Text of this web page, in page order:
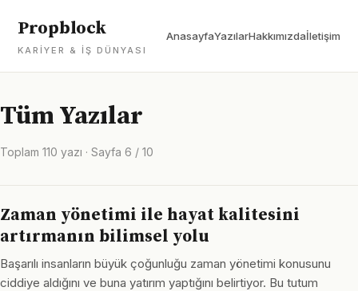
Propblock
KARIYER & İŞ DÜNYASI
AnasayfaYazılarHakkımızdaİletişim
Tüm Yazılar
Toplam 110 yazı · Sayfa 6 / 10
Zaman yönetimi ile hayat kalitesini
artırmanın bilimsel yolu
Başarılı insanların büyük çoğunluğu zaman yönetimi konusunu
ciddiye aldığını ve buna yatırım yaptığını belirtiyor. Bu tutum